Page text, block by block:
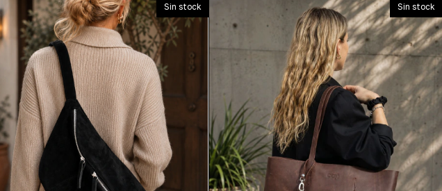
Sin stock Sin stock